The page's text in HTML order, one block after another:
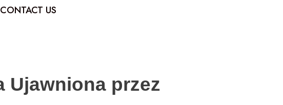
CONTACT US
Ujawniona przez